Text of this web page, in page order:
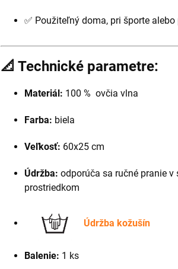
✅ Použiteľný doma, pri športe
📐 Technické parametre:
Materiál: 100 % ovčia vlna
Farba: biela
Veľkosť: 60x25 cm
Údržba: odporúča sa ručné pranie
prostriedkom
Údržba kožušín
Balenie: 1 ks